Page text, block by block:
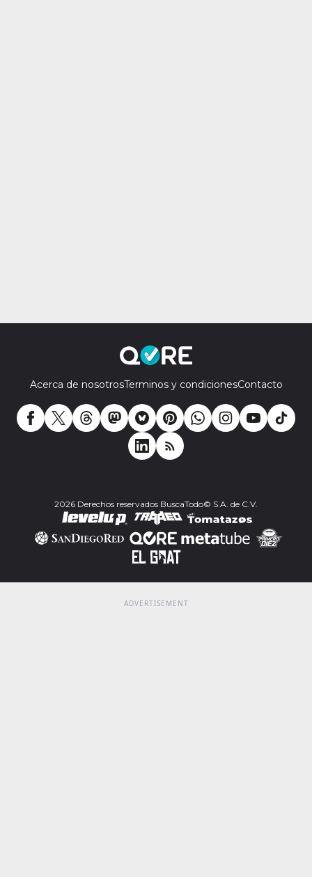
Acerca de nosotrosTerminos y condicionesContacto
2026 Derechos reservados BuscaTodo© S.A. de C.V.